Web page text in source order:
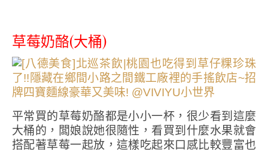
草莓奶酪(大桶)
平常買的草莓奶酪都是小小一杯，很少看到這麼
大桶的，闆娘說她很隨性，看買到什麼水果就會
搭配著草莓一起放，這樣吃起來口感比較豐富也